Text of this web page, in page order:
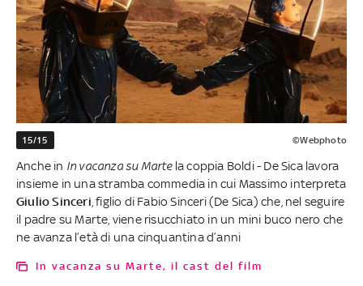
15/15 ©Webphoto
Anche in In vacanza su Martela coppia Boldi - De Sica lavora
insieme in una stramba commedia in cui Massimo interpreta
Giulio Sinceri , figlio di Fabio Sinceri (De Sica) che, nel seguire
il padre su Marte, viene risucchiato in un mini buco nero che
ne avanza l’età di una cinquantina d’anni
In vacanza su Marte, il cast del film